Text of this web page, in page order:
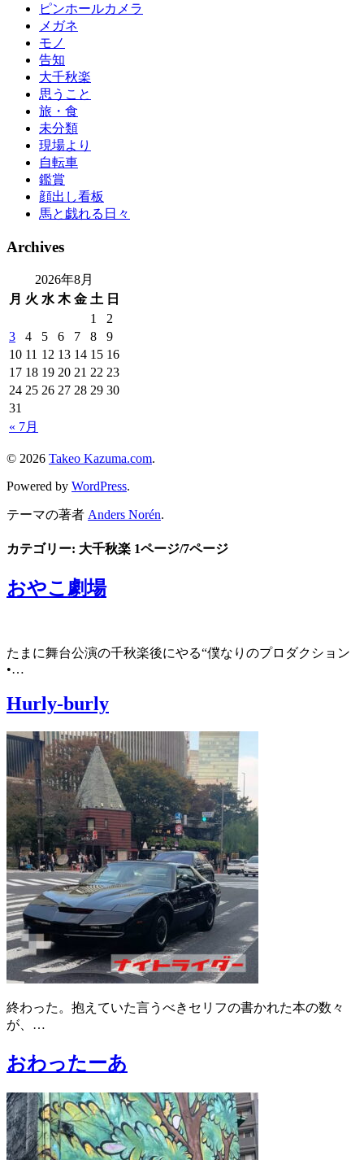
ピンホールカメラ
メガネ
モノ
告知
大千秋楽
思うこと
旅・食
未分類
現場より
自転車
鑑賞
顔出し看板
馬と戯れる日々
Archives
2026年8月
月 火 水 木 金 土 日
« 7月
1
2
3
4 5 6 7 8
9
10 11 12 13 14 15 16
17 18 19 20 21 22 23
24 25 26 27 28 29 30
31
© 2026 Takeo Kazuma.com.
Powered by WordPress.
テーマの著者 Anders Norén.
カテゴリー: 大千秋楽 1ページ/7ページ
おやこ劇場
たまに舞台公演の千秋楽後にやる“僕なりのプロダクション
•…
Hurly-burly
終わった。抱えていた言うべきセリフの書かれた本の数々
が、…
おわったーあ